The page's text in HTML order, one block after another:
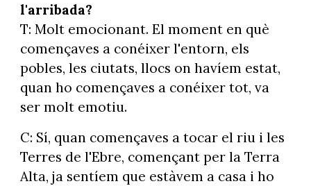
l'arribada?
T: Molt emocionant. El moment en què
començaves a conéixer l'entorn, els
pobles, les ciutats, llocs on havíem estat,
quan ho començaves a conéixer tot, va
ser molt emotiu.
C: Sí, quan començaves a tocar el riu i les
Terres de l'Ebre, començant per la Terra
Alta, ja sentíem que estàvem a casa i ho